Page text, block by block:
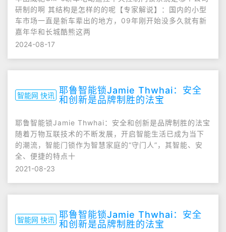
研制的啊 其结构是怎样的的呢【专家解说】：国内的小型
车市场一直是新车辈出的地方，09年刚开始没多久就有新
嘉年华和长城酷熊这两
2024-08-17
智能网 快讯 耶鲁智能锁Jamie Thwhai：安全
和创新是品牌制胜的法宝
耶鲁智能锁Jamie Thwhai：安全和创新是品牌制胜的法宝
随着万物互联技术的不断发展，开启智能生活已成为当下
的潮流，智能门锁作为智慧家庭的“守门人”，其智能、安
全、便捷的特点十
2021-08-23
智能网 快讯 耶鲁智能锁Jamie Thwhai：安全
和创新是品牌制胜的法宝